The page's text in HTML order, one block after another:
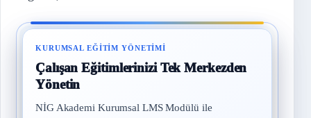
KURUMSAL EĞITIM YÖNETIMI
Çalışan Eğitimlerinizi Tek Merkezden
Yönetin
NİG Akademi Kurumsal LMS Modülü ile